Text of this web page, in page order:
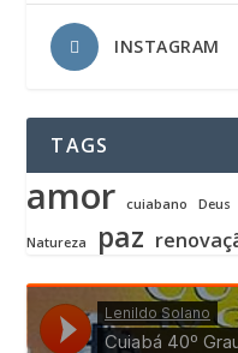
INSTAGRAM
TAGS
amor cuiabano Deus
Natureza paz